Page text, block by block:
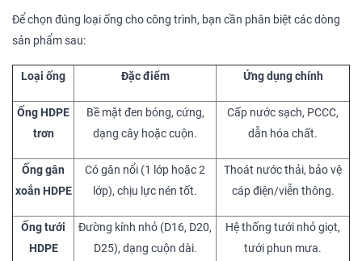
Để chọn đúng loại ống cho công trình, bạn cần phân biệt các dòng
sản phẩm sau:
Loại ống Đặc điểm Ứng dụng chính
Ống HDPE
trơn
Bề mặt đen bóng, cứng,
dạng cây hoặc cuộn.
Cấp nước sạch, PCCC,
dẫn hóa chất.
Ống gân
xoắn HDPE
Có gân nổi (1 lớp hoặc 2
lớp), chịu lực nén tốt.
Thoát nước thải, bảo vệ
cáp điện/viễn thông.
Ống tưới
HDPE
Đường kính nhỏ (D16, D20,
D25), dạng cuộn dài.
Hệ thống tưới nhỏ giọt,
tưới phun mưa.